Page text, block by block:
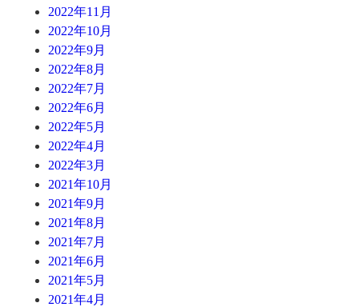
2022年11月
2022年10月
2022年9月
2022年8月
2022年7月
2022年6月
2022年5月
2022年4月
2022年3月
2021年10月
2021年9月
2021年8月
2021年7月
2021年6月
2021年5月
2021年4月